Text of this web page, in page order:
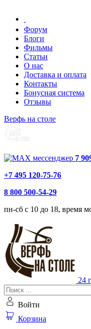
Форум
Блоги
Фильмы
Статьи
О нас
Доставка и оплата
Контакты
Бонусная система
Отзывы
Верфь на столе
7
+7 495 120-75-76
8 800 500-54-29
пн-сб с 10 до 18, время
24
Войти
Корзина